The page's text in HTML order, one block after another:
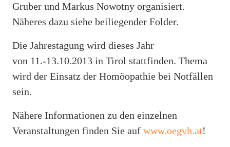
Gruber und Markus Nowotny organisiert.
Näheres dazu siehe beiliegender Folder.
Die Jahrestagung wird dieses Jahr
von 11.-13.10.2013 in Tirol stattfinden. Thema
wird der Einsatz der Homöopathie bei Notfällen
sein.
Nähere Informationen zu den einzelnen
Veranstaltungen finden Sie auf www.oegvh.at!